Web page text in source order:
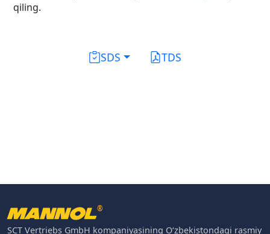
qiling.
SDS TDS
®
SCT Vertriebs GmbH kompaniyasining O‘zbekistondagi rasmiy